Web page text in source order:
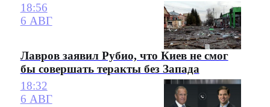
18:56
6 АВГ
Лавров заявил Рубио, что Киев не смог
бы совершать теракты без Запада
18:32
6 АВГ